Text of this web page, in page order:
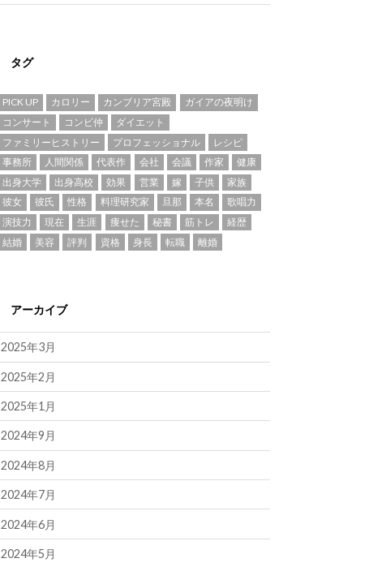
タグ
PICK UP カロリー カンブリア宮殿
ガイアの夜明け
コンサート
コンビ仲
ダイエット
ファミリーヒストリー
プロフェッショナル
レシピ
事務所
人間関係 代表作 会社 会議 作家
健康
出身大学
出身高校 効果 営業 嫁 子供
家族
彼女
彼氏 性格 料理研究家 旦那 本名
歌唱力
演技力
現在 生涯 痩せた 秘書 筋トレ
経歴
結婚
美容 評判 資格 身長 転職 離婚
アーカイブ
2025年3月
2025年2月
2025年1月
2024年9月
2024年8月
2024年7月
2024年6月
2024年5月